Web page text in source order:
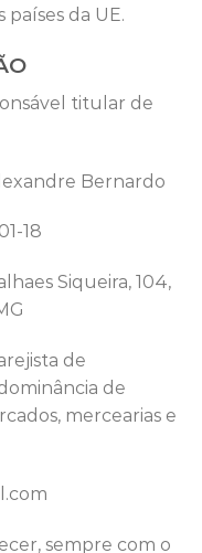
países da UE.
titular de
Bernardo
18
Siqueira, 104,
de
de
mercearias e
sempre com o